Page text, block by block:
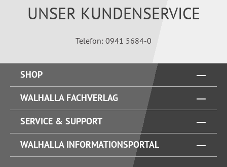
UNSER KUNDENSERVICE
Telefon: 0941 5684-0
SHOP
WALHALLA FACHVERLAG
SERVICE & SUPPORT
WALHALLA INFORMATIONSPORTAL